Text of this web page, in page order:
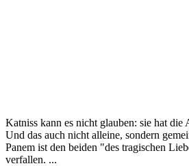
Katniss kann es nicht glauben: sie hat die
Und das auch nicht alleine, sondern
Panem ist den beiden "des tragischen
verfallen. ...